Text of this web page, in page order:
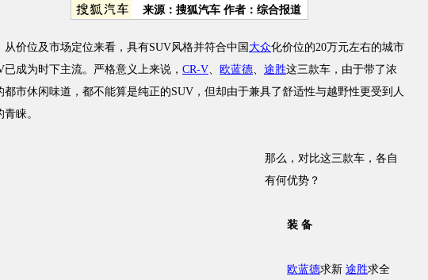
来源：搜狐汽车 作者：综合报道
位及市场定位来看，具有SUV风格并符合中国 大众化价位的20万元左右的城市
已成为时下主流。严格意义上来说， CR-V、 欧蓝德、 途胜这三款车，由于带了浓
都市休闲味道，都不能算是纯正的SUV，但却由于兼具了舒适性与越野性更受到人
青睐。
那么，对比这三款车，各自
有何优势？
装 备
欧蓝德求新 途胜求全